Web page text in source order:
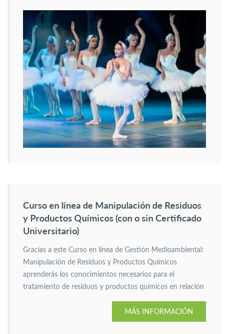
Curso en línea de Manipulación de Residuos
y Productos Químicos (con o sin Certificado
Universitario)
Gracias a este Curso en línea de Gestión Medioambiental:
Manipulación de Residuos y Productos Químicos
aprenderás los conocimientos necesarios para el
tratamiento de residuos y productos químicos en relación
MÁS INFORMACIÓN